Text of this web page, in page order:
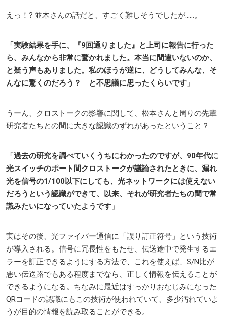
えっ！? 並木さんの話だと、すごく難しそうでしたが……。
「実験結果を手に、『9回通りました』と上司に報告に行った
ら、みんなから非常に驚かれました。本当に間違いないのか、
と疑う声もありました。私のほうが逆に、どうしてみんな、そ
んなに驚くのだろう？ と不思議に思ったくらいです」
うーん、クロストークの影響に関して、松本さんと周りの先輩
研究者たちとの間に大きな認識のずれがあったということ？
「過去の研究を調べていくうちにわかったのですが、90年代に
光スイッチのポート間クロストークが議論されたときに、漏れ
光を信号の1/100以下にしても、光ネットワークには使えない
だろうという認識ができて、以来、それが研究者たちの間で常
識みたいになっていたようです」
実はその後、光ファイバー通信に「誤り訂正符号」という技術
が導入される。信号に冗長性をもたせ、伝送途中で発生するエ
ラーを訂正できるようにする方法で、これを使えば、S/N比が
悪い伝送路でもある程度までなら、正しく情報を伝えることが
できるようになる。ちなみに最近はすっかりおなじみになった
QRコードの認識にもこの技術が使われていて、多少汚れていよ
うが目的の情報を読み取ることができる。